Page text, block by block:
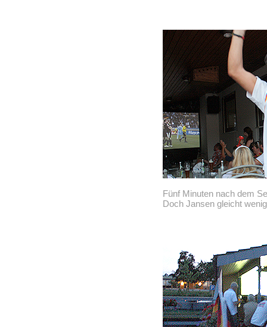
Fünf Minuten nach dem
Doch Jansen gleicht